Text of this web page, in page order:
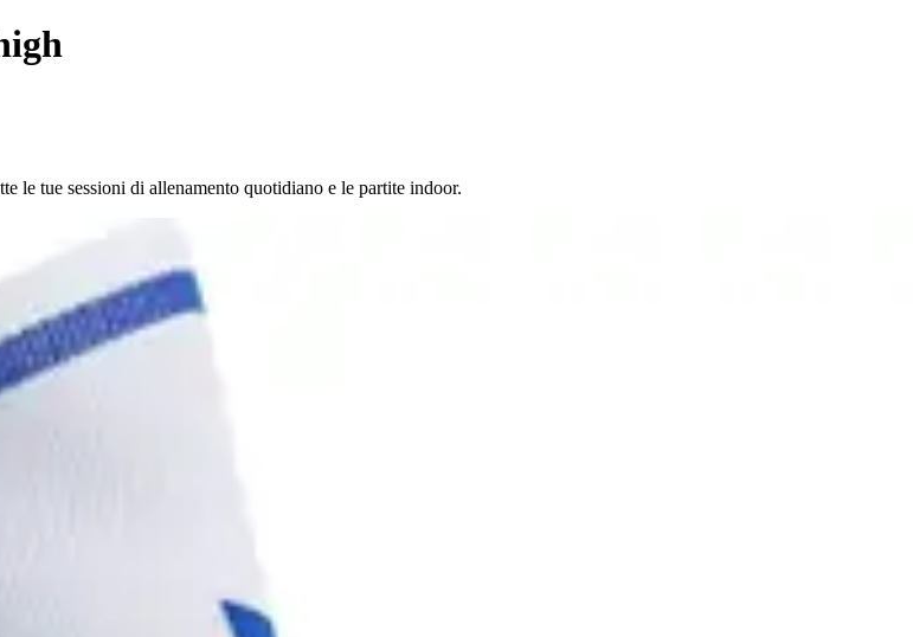
le tue sessioni di allenamento quotidiano e le partite indoor.